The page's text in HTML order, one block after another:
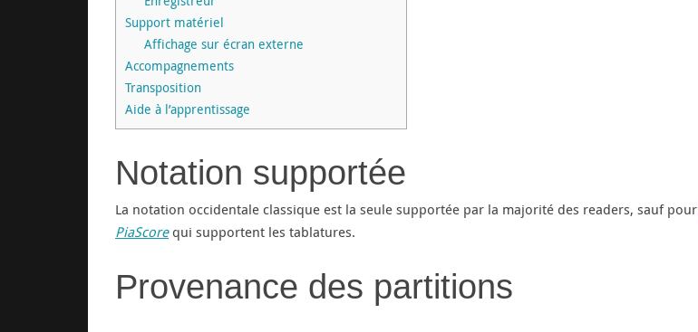
Support matériel
Affichage sur écran externe
Accompagnements
Transposition
Aide à l’apprentissage
Notation supportée
La notation occidentale classique est la seule supportée par la majorité des readers, sauf pour
PiaScorequi supportent les tablatures.
Provenance des partitions